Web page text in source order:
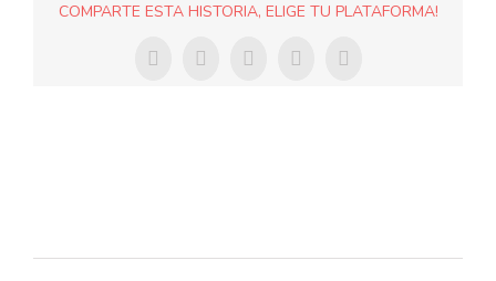
COMPARTE ESTA HISTORIA, ELIGE TU PLATAFORMA!
Facebook
X Whatsapppinterest
E-